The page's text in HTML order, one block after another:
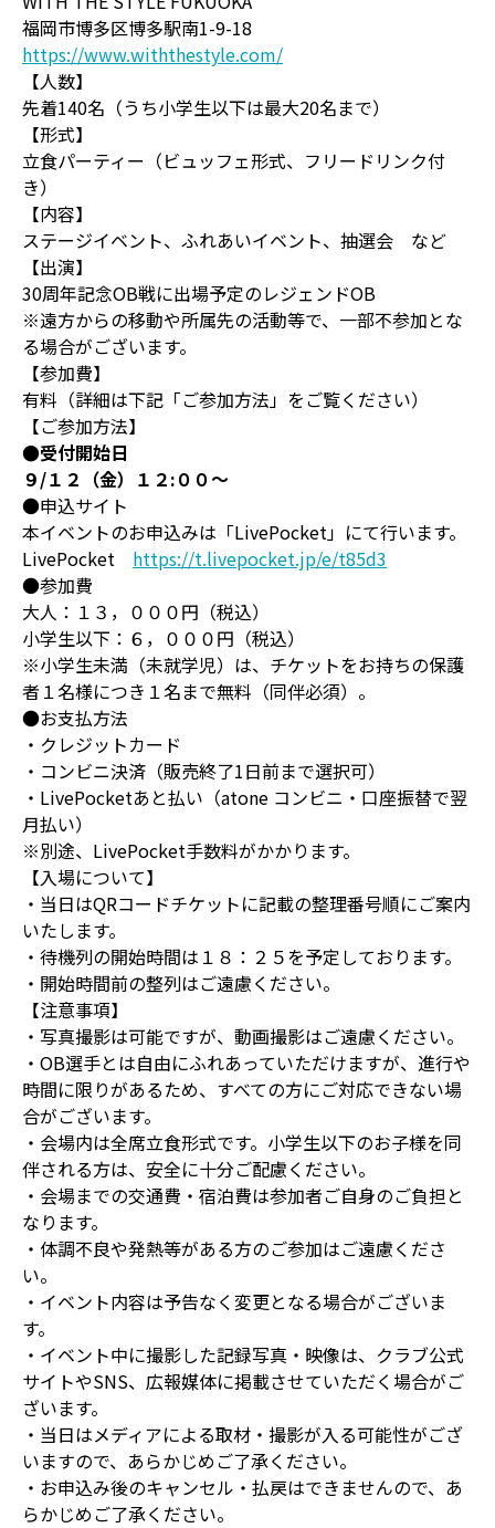
福岡市博多区博多駅南1-9-18
https://www.withthestyle.com/
【人数】
先着140名（うち小学生以下は最大20名まで）
【形式】
立食パーティー（ビュッフェ形式、フリードリンク付
き）
【内容】
ステージイベント、ふれあいイベント、抽選会 など
【出演】
30周年記念OB戦に出場予定のレジェンドOB
※遠方からの移動や所属先の活動等で、一部不参加とな
る場合がございます。
【参加費】
有料（詳細は下記「ご参加方法」をご覧ください）
【ご参加方法】
●受付開始日
９/１２（金）１２:００～
●申込サイト
本イベントのお申込みは「LivePocket」にて行います。
LivePocket https://t.livepocket.jp/e/t85d3
●参加費
大人：１３，０００円（税込）
小学生以下：６，０００円（税込）
※小学生未満（未就学児）は、チケットをお持ちの保護
者１名様につき１名まで無料（同伴必須）。
●お支払方法
・クレジットカード
・コンビニ決済（販売終了1日前まで選択可）
・LivePocketあと払い（atone コンビニ・口座振替で翌
月払い）
※別途、LivePocket手数料がかかります。
【入場について】
・当日はQRコードチケットに記載の整理番号順にご案内
いたします。
・待機列の開始時間は１８：２５を予定しております。
・開始時間前の整列はご遠慮ください。
【注意事項】
・写真撮影は可能ですが、動画撮影はご遠慮ください。
・OB選手とは自由にふれあっていただけますが、進行や
時間に限りがあるため、すべての方にご対応できない場
合がございます。
・会場内は全席立食形式です。小学生以下のお子様を同
伴される方は、安全に十分ご配慮ください。
・会場までの交通費・宿泊費は参加者ご自身のご負担と
なります。
・体調不良や発熱等がある方のご参加はご遠慮くださ
い。
・イベント内容は予告なく変更となる場合がございま
す。
・イベント中に撮影した記録写真・映像は、クラブ公式
サイトやSNS、広報媒体に掲載させていただく場合がご
ざいます。
・当日はメディアによる取材・撮影が入る可能性がござ
いますので、あらかじめご了承ください。
・お申込み後のキャンセル・払戻はできませんので、あ
らかじめご了承ください。